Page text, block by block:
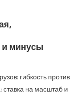
и минусы
гибкость против
на масштаб и